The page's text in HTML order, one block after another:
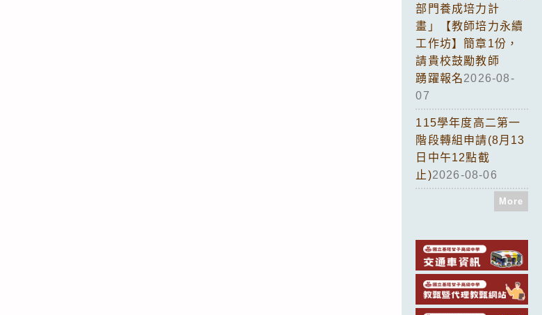
部門養成培力計
畫」【教師培力永續
工作坊】簡章1份，
請貴校鼓勵教師
踴躍報名2026-08-
07
115學年度高二第一
階段轉組申請(8月13
日中午12點截
止)2026-08-06
More